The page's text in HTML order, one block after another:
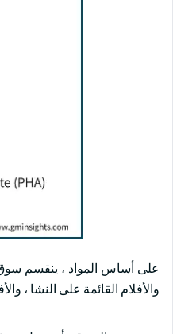
والأفلام القائمة على النشا ،